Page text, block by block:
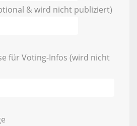
& wird nicht publiziert)
für Voting-Infos (wird nicht